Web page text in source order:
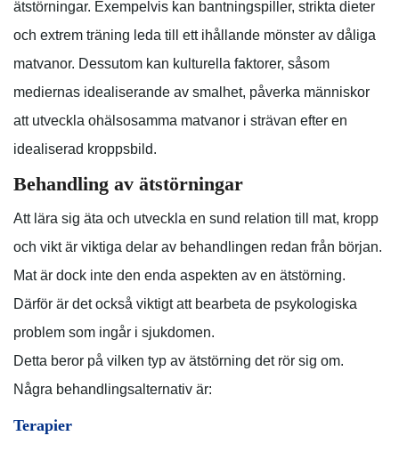
ätstörningar. Exempelvis kan bantningspiller, strikta dieter
och extrem träning leda till ett ihållande mönster av dåliga
matvanor. Dessutom kan kulturella faktorer, såsom
mediernas idealiserande av smalhet, påverka människor
att utveckla ohälsosamma matvanor i strävan efter en
idealiserad kroppsbild.
Behandling av ätstörningar
Att lära sig äta och utveckla en sund relation till mat, kropp
och vikt är viktiga delar av behandlingen redan från början.
Mat är dock inte den enda aspekten av en ätstörning.
Därför är det också viktigt att bearbeta de psykologiska
problem som ingår i sjukdomen.
Detta beror på vilken typ av ätstörning det rör sig om.
Några behandlingsalternativ är:
Terapier